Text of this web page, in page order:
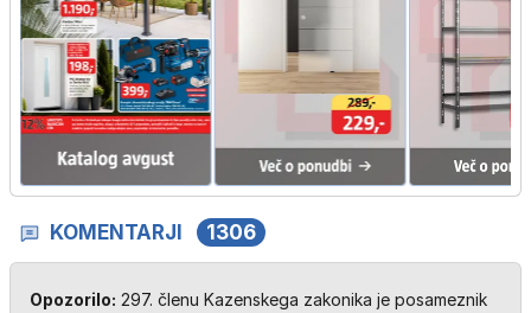
KOMENTARJI 1306
Opozorilo: 297. členu Kazenskega zakonika je posameznik